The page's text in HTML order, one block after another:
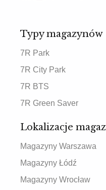
Typy magazynów
7R Park
7R City Park
7R BTS
7R Green Saver
Lokalizacje
Magazyny Warszawa
Magazyny Łódź
Magazyny Wrocław